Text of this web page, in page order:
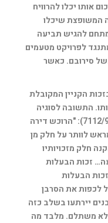
אותו יכלו להרוויח
המשופצת שיכלו
להגיש תביעה
לפרויקט מטעמים
סירובם. כאשר
הקניין המקובלת
התשובה לסוגיה
,ניתנה בבית המשפט העליון (ברע"א 7112/93): "הרוכש דירה
לוותר על חלק מן
חלק מזכויותיו
זכות הבעלות
הבעלות
לכפות את הסרבן
יירתעו בשלב כזה
לא משתלם. מלבד מה